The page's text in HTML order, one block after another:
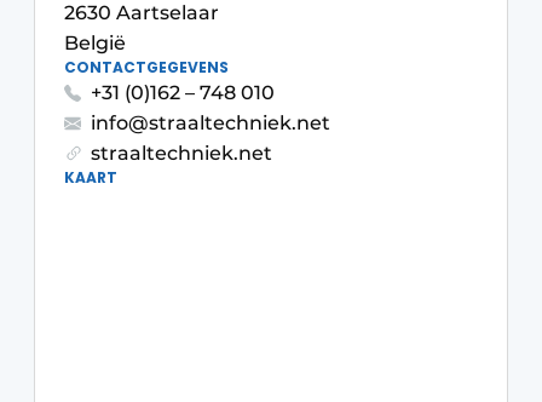
Privacy / Cookie statement
Vacature aanmelden
Vacatures
Video’s
2630 Aartselaar
België
CONTACTGEGEVENS
+31 (0)162 – 748 010
info@straaltechniek.net
straaltechniek.net
KAART